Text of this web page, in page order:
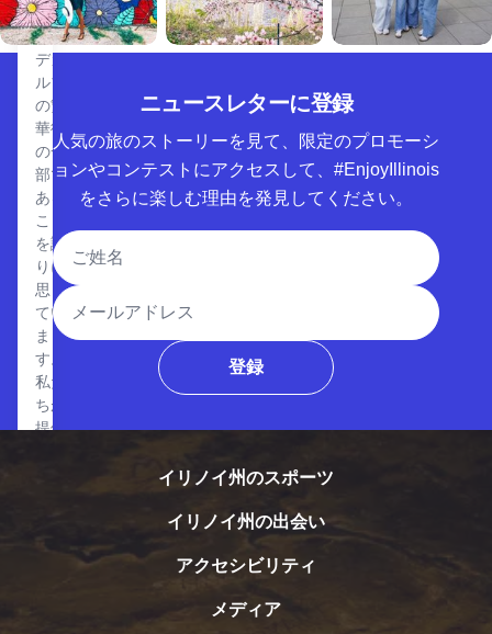
ませ
ん。
デカ
ルブ
の繁
華街
の一
部で
ある
こと
を誇
りに
思っ
てい
ま
す。
私た
ちが
提供
ニュースレターに登録
人気の旅のストーリーを見て、限定のプロモーシ
ョンやコンテストにアクセスして、#EnjoyIllinois
をさらに楽しむ理由を発見してください。
氏名
メールアドレス
登録
イリノイ州のスポーツ
イリノイ州の出会い
アクセシビリティ
メディア